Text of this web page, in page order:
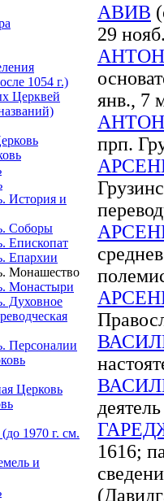
1054 г.)
Церквей
История и
Соборы
Епископат
Епархии
Монашество
Монастыри
Духовное
Персоналии
Церковь
1970 г. см.
и
АВИВ
29
янв., 7
прп.
деятель
1616;